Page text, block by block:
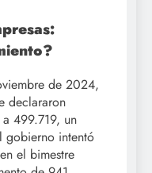
de 2024,
declararon
499.719, un
gobierno intentó
el bimestre